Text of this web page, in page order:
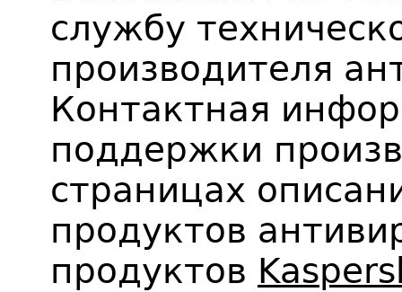
службу
производителя
Контактная
поддержки
страницах
продуктов
продуктов